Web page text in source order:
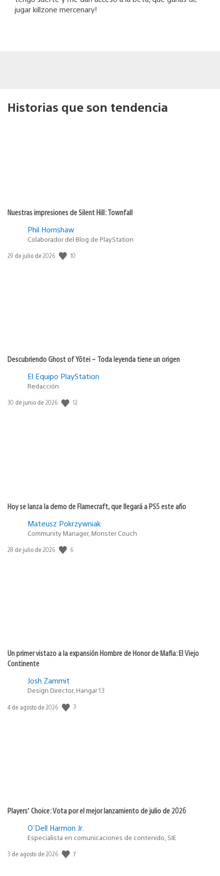
jugar killzone mercenary!
Historias que son tendencia
Nuestras impresiones de Silent Hill: Townfall
Phil Hornshaw
Colaborador del Blog de PlayStation
Fecha
29 de julio de 2026 10
Descubriendo Ghost of Yōtei – Toda leyenda tiene un origen
El Equipo PlayStation
Redacción
Fecha
30 de junio de 2026 12
Hoy se lanza la demo de Flamecraft, que llegará a PS5 este año
Mateusz Pokrzywniak
Community Manager, Monster Couch
Fecha
28 de julio de 2026 6
Un primer vistazo a la expansión Hombre de Honor de Mafia: El Viejo
Continente
Josh Zammit
Design Director, Hangar 13
Fecha
4 de agosto de 2026 3
Players’ Choice: Vota por el mejor lanzamiento de julio de 2026
O'Dell Harmon Jr.
Especialista en comunicaciones de contenido, SIE
Fecha
3 de agosto de 2026 7